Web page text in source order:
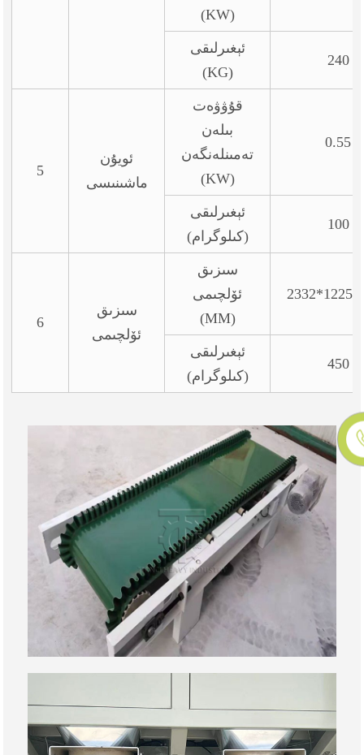
(KW)
ئېغىرلىقى
(KG)
240
5
ئويۇن
ماشىنىسى
قۇۋۋەت
بىلەن
تەمىنلەنگەن
(KW)
0.55
ئېغىرلىقى
(كىلوگرام)
100
6
سىزىق
ئۆلچىمى
سىزىق
ئۆلچىمى
(MM)
ئېغىرلىقى
(كىلوگرام)
450